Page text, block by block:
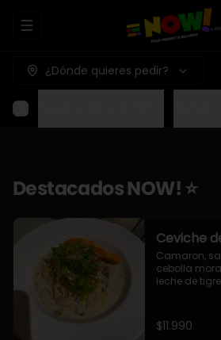
Abrir menu de navegación
¿Dónde quieres pedir?
Destacados NOW! ⭐
Ceviche
Camaron,
cebolla
leche de
$11.990